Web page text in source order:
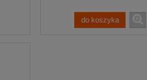
do koszyka